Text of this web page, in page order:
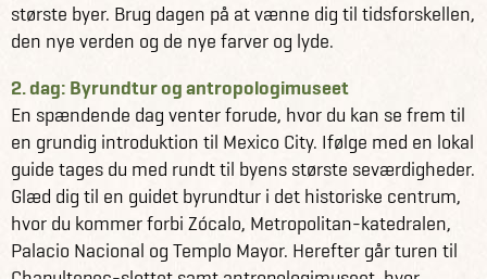
Din rejse afsluttes i Playa del Carmen ved Riviera Maya,
intet på programmet. Slap af og fordøj de mange indtryk
eller snup en dukkert i en af de mange cenotes i området.
Disse grotter med krystalklart vand er et stort trækplaster
på Yucatán-halvøen. Playa del Carmen byder desuden på
verdens næststørste koralrev samt et medrivende byliv og
en lækker madscene.
største byer. Brug dagen på at vænne dig til tidsforskellen,
den nye verden og de nye farver og lyde.
2. dag: Byrundtur og antropologimuseet
En spændende dag venter forude, hvor du kan se frem til
en grundig introduktion til Mexico City. Ifølge med en lokal
guide tages du med rundt til byens største seværdigheder.
Glæd dig til en guidet byrundtur i det historiske centrum,
hvor du kommer forbi Zócalo, Metropolitan-katedralen,
Palacio Nacional og Templo Mayor. Herefter går turen til